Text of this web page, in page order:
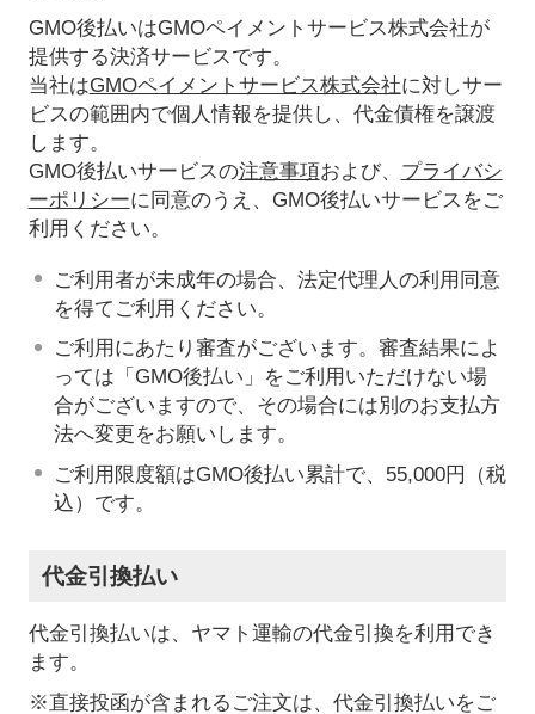
GMO後払いはGMOペイメントサービス株式会社が
提供する決済サービスです。
当社はGMOペイメントサービス株式会社に対しサー
ビスの範囲内で個人情報を提供し、代金債権を譲渡
します。
GMO後払いサービスの注意事項および、 プライバシ
ーポリシーに同意のうえ、GMO後払いサービスをご
利用ください。
ご利用者が未成年の場合、法定代理人の利用同意
を得てご利用ください。
ご利用にあたり審査がございます。審査結果によ
っては「GMO後払い」をご利用いただけない場
合がございますので、その場合には別のお支払方
法へ変更をお願いします。
ご利用限度額はGMO後払い累計で、55,000円（税
込）です。
代金引換払い
代金引換払いは、ヤマト運輸の代金引換を利用でき
ます。
※直接投函が含まれるご注文は、代金引換払いをご